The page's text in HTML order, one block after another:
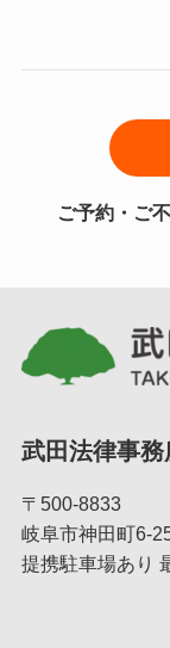
ご予約・ご
武田法律事務
〒500-8833
岐阜市神田町6-
提携駐車場あり